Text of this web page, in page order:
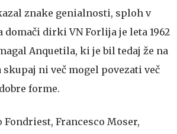
znake genialnosti, sploh v
dirki VN Forlija je leta 1962
Anquetila, ki je bil tedaj že na
ni več mogel povezati več
forme.